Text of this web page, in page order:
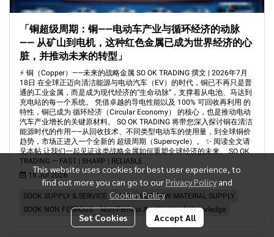
「铜超级周期：铜——电动车产业与循环经济的动脉
—— 从矿山到电机，这种红色金属已成为世界经济的心
脏，并推动未来的转型」
⚡ 铜（Copper）——未来的战略金属 SO OK TRADING 撰文 | 2026年7月
18日 在全球正迈向清洁能源与电动汽车（EV）的时代，铜已不再只是普
通的工业金属，而是成为现代经济的“生命动脉”，支撑着从电池、马达到
充电站的每一个系统。 凭借卓越的导电性能以及 100% 可回收再利用 的
特性，铜已成为 循环经济（Circular Economy） 的核心，也是推动电动
汽车产业增长的关键原材料。 SO OK TRADING 将带您深入探讨铜在清洁
能源时代的作用——从回收技术、不同类型电动车的使用量，到全球铜价
趋势，市场正进入一个全新的 超级周期（Supercycle）。 ✨ 阅读全文请
见本帖 让我们一起见证这类战略金属如何重塑全球经济的未来。 SO OK
TRADING — FAST | SHARP | RELIABLE
18 Jul 2026
SOOK SUPPLY & SERVICE
LAST MILES RAW MATERIAL SUPPLY
SOOK NON FERROUS
Non-Ferrous Application & Knowledge
This website uses cookies for best user experience, to
find out more you can go to ourPrivacy Policy and
Cookies Policy
Set Cookies Accept All